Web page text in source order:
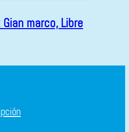
Gian marco, Libre